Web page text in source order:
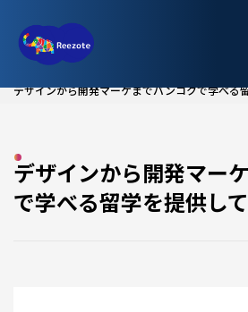
バンコク留学
コラム
デザインから開発マーケまでバンコクで学べる
デザインから開発マー
で学べる留学を提供して